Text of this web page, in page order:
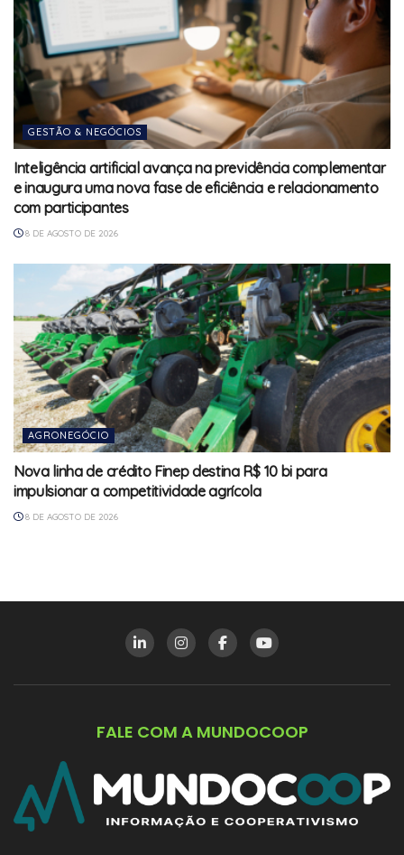
GESTÃO & NEGÓCIOS
Inteligência artificial avança na previdência complementar
e inaugura uma nova fase de eficiência e relacionamento
com participantes
8 DE AGOSTO DE 2026
AGRONEGÓCIO
Nova linha de crédito Finep destina R$ 10 bi para
impulsionar a competitividade agrícola
8 DE AGOSTO DE 2026
FALE COM A MUNDOCOOP